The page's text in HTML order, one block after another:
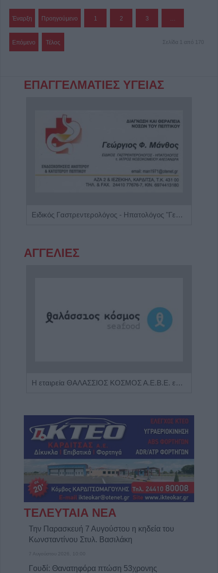
Έναρξη Προηγούμενο 1 2 3 …
Επόμενο Τέλος Σελίδα 1 από 170
ΕΠΑΓΓΕΛΜΑΤΙΕΣ ΥΓΕΙΑΣ
Ειδικός Γαστρεντερολόγος - Ηπατολόγος "Γεώργιος Μάνθος"
ΑΓΓΕΛΙΕΣ
Η εταιρεία ΘΑΛΑΣΣΙΟΣ ΚΟΣΜΟΣ Α.Ε.Β.Ε. επιθυμεί να προσλάβει Αποθηκάριο
ΤΕΛΕΥΤΑΙΑ ΝΕΑ
Την Παρασκευή 7 Αυγούστου η κηδεία του
Κωνσταντίνου Στυλ. Βασιλάκη
7 Αυγούστου 2026, 10:00
Γουδί: Θανατηφόρα πτώση 53χρονης